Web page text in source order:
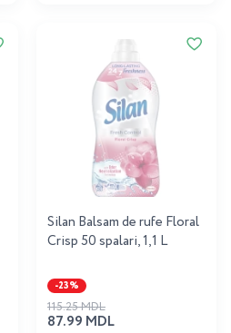
Silan Balsam de rufe Floral
Crisp 50 spalari, 1,1 L
-23%
87.99 MDL
115.25 MDL